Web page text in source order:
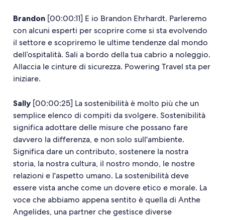
Brandon [00:00:11] E io Brandon Ehrhardt. Parleremo
con alcuni esperti per scoprire come si sta evolvendo
il settore e scopriremo le ultime tendenze dal mondo
dell’ospitalità. Sali a bordo della tua cabrio a noleggio.
Allaccia le cinture di sicurezza. Powering Travel sta per
iniziare.
Sally [00:00:25] La sostenibilità è molto più che un
semplice elenco di compiti da svolgere. Sostenibilità
significa adottare delle misure che possano fare
davvero la differenza, e non solo sull'ambiente.
Significa dare un contributo, sostenere la nostra
storia, la nostra cultura, il nostro mondo, le nostre
relazioni e l'aspetto umano. La sostenibilità deve
essere vista anche come un dovere etico e morale. La
voce che abbiamo appena sentito è quella di Anthe
Angelides, una partner che gestisce diverse